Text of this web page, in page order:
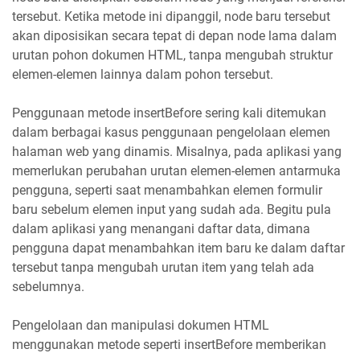
tersebut. Ketika metode ini dipanggil, node baru tersebut
akan diposisikan secara tepat di depan node lama dalam
urutan pohon dokumen HTML, tanpa mengubah struktur
elemen-elemen lainnya dalam pohon tersebut.
Penggunaan metode insertBefore sering kali ditemukan
dalam berbagai kasus penggunaan pengelolaan elemen
halaman web yang dinamis. Misalnya, pada aplikasi yang
memerlukan perubahan urutan elemen-elemen antarmuka
pengguna, seperti saat menambahkan elemen formulir
baru sebelum elemen input yang sudah ada. Begitu pula
dalam aplikasi yang menangani daftar data, dimana
pengguna dapat menambahkan item baru ke dalam daftar
tersebut tanpa mengubah urutan item yang telah ada
sebelumnya.
Pengelolaan dan manipulasi dokumen HTML
menggunakan metode seperti insertBefore memberikan